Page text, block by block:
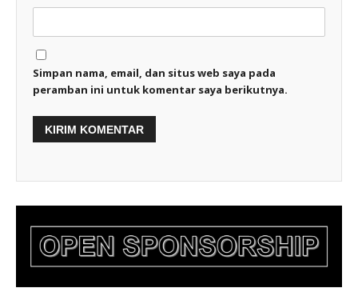
Simpan nama, email, dan situs web saya pada
peramban ini untuk komentar saya berikutnya.